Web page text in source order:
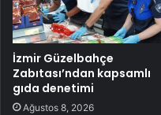
İzmir Güzelbahçe
Zabıtası’ndan kapsamlı
gıda denetimi
Ağustos 8, 2026